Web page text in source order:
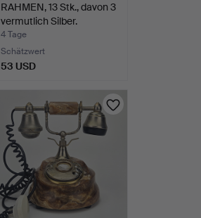
RAHMEN, 13 Stk., davon 3
vermutlich Silber.
4 Tage
Schätzwert
53 USD